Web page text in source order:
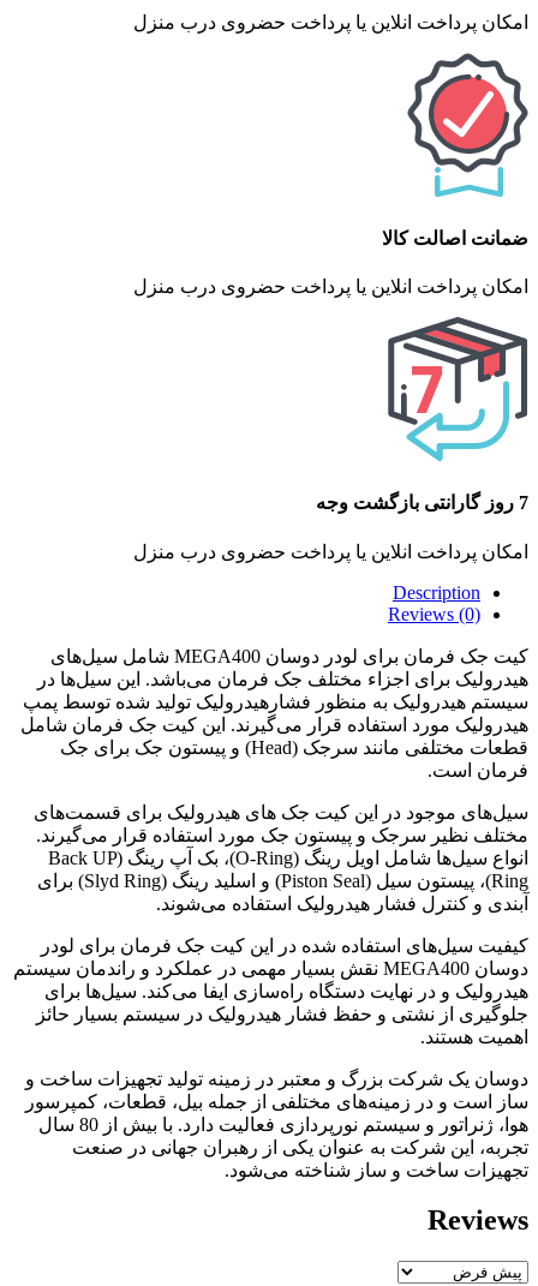
امکان پرداخت انلاین یا پرداخت حضروی درب منزل
ضمانت اصالت کالا
امکان پرداخت انلاین یا پرداخت حضروی درب منزل
7 روز گارانتی بازگشت وجه
امکان پرداخت انلاین یا پرداخت حضروی درب منزل
Description
Reviews (0)
کیت جک فرمان برای لودر دوسان MEGA400 شامل سیل‌های
هیدرولیک برای اجزاء مختلف جک فرمان می‌باشد. این سیل‌ها در
سیستم هیدرولیک به منظور فشارهیدرولیک تولید شده توسط پمپ
هیدرولیک مورد استفاده قرار می‌گیرند. این کیت جک فرمان شامل
قطعات مختلفی مانند سرجک (Head) و پیستون جک برای جک
فرمان است.
سیل‌های موجود در این کیت جک های هیدرولیک برای قسمت‌های
مختلف نظیر سرجک و پیستون جک مورد استفاده قرار می‌گیرند.
انواع سیل‌ها شامل اویل رینگ (O-Ring)، بک آپ رینگ (Back UP
Ring)، پیستون سیل (Piston Seal) و اسلید رینگ (Slyd Ring) برای
آبندی و کنترل فشار هیدرولیک استفاده می‌شوند.
کیفیت سیل‌های استفاده شده در این کیت جک فرمان برای لودر
دوسان MEGA400 نقش بسیار مهمی در عملکرد و راندمان سیستم
هیدرولیک و در نهایت دستگاه راه‌سازی ایفا می‌کند. سیل‌ها برای
جلوگیری از نشتی و حفظ فشار هیدرولیک در سیستم بسیار حائز
اهمیت هستند.
دوسان یک شرکت بزرگ و معتبر در زمینه تولید تجهیزات ساخت و
ساز است و در زمینه‌های مختلفی از جمله بیل، قطعات، کمپرسور
هوا، ژنراتور و سیستم نورپردازی فعالیت دارد. با بیش از 80 سال
تجربه، این شرکت به عنوان یکی از رهبران جهانی در صنعت
تجهیزات ساخت و ساز شناخته می‌شود.
Reviews